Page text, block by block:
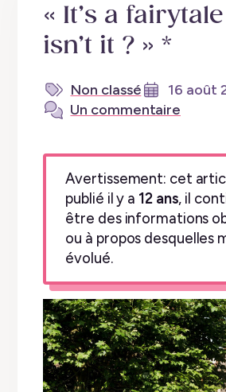
train,
créativité,
recettes
« It’s a
isn’t it ? » *
Non classé
16 août
Un commentaire
Avertissement: cet
publié il y a 12 ans, il
être des informations
ou à propos desquelles
évolué.